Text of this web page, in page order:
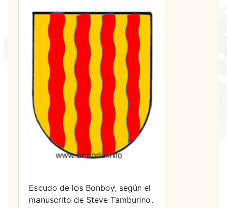
Escudo de los Bonboy, según el
manuscrito de Steve Tamburino.